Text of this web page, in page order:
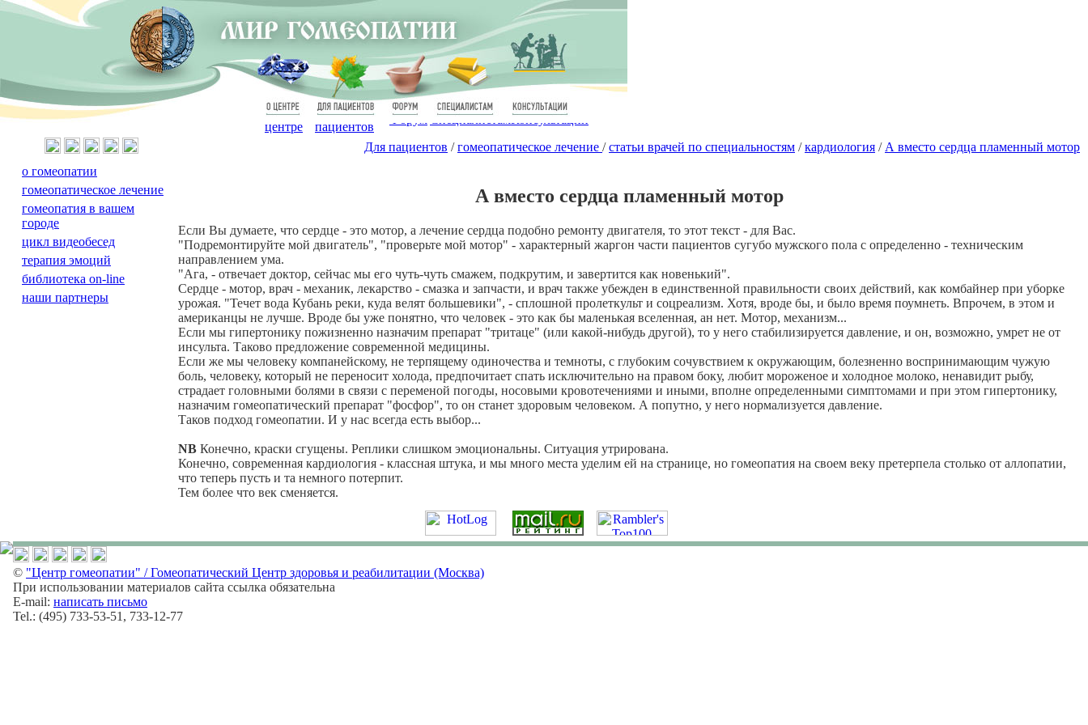
О
центре
Для
пациентов
Форум Специалистам
Консультации
Для пациентов /гомеопатическое лечение /статьи врачей по специальностям /кардиология / А вместо сердца пламенный мотор
А вместо сердца пламенный мотор
Если Вы думаете, что сердце - это мотор, а лечение сердца подобно ремонту двигателя, то этот текст - для Вас.
"Подремонтируйте мой двигатель", "проверьте мой мотор" - характерный жаргон части пациентов сугубо мужского пола с определенно - техническим
направлением ума.
"Ага, - отвечает доктор, сейчас мы его чуть-чуть смажем, подкрутим, и завертится как новенький".
Сердце - мотор, врач - механик, лекарство - смазка и запчасти, и врач также убежден в единственной правильности своих действий, как комбайнер при уборке
урожая. "Течет вода Кубань реки, куда велят большевики", - сплошной пролеткульт и соцреализм. Хотя, вроде бы, и было время поумнеть. Впрочем, в этом и
американцы не лучше. Вроде бы уже понятно, что человек - это как бы маленькая вселенная, ан нет. Мотор, механизм...
Если мы гипертонику пожизненно назначим препарат "тритаце" (или какой-нибудь другой), то у него стабилизируется давление, и он, возможно, умрет не от
инсульта. Таково предложение современной медицины.
Если же мы человеку компанейскому, не терпящему одиночества и темноты, с глубоким сочувствием к окружающим, болезненно воспринимающим чужую
боль, человеку, который не переносит холода, предпочитает спать исключительно на правом боку, любит мороженое и холодное молоко, ненавидит рыбу,
страдает головными болями в связи с переменой погоды, носовыми кровотечениями и иными, вполне определенными симптомами и при этом гипертонику,
назначим гомеопатический препарат "фосфор", то он станет здоровым человеком. А попутно, у него нормализуется давление.
Таков подход гомеопатии. И у нас всегда есть выбор...
NB Конечно, краски сгущены. Реплики слишком эмоциональны. Ситуация утрирована.
Конечно, современная кардиология - классная штука, и мы много места уделим ей на странице, но гомеопатия на своем веку претерпела столько от аллопатии,
что теперь пусть и та немного потерпит.
Тем более что век сменяется.
© "Центр гомеопатии" / Гомеопатический Центр здоровья и реабилитации (Москва)
При использовании материалов сайта ссылка обязательна
E-mail: написать письмо
Tel.: (495) 733-53-51, 733-12-77
о гомеопатии
гомеопатическое лечение
гомеопатия в вашем
городе
цикл видеобесед
терапия эмоций
библиотека on-line
наши партнеры